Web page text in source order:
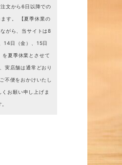
注文から6日以降での
す。 【夏季休業の
がら、当サイトは8
14日（金）、15日
を夏季休業とさせて
実店舗は通常どおり
不便をおかけいたし
くお願い申し上げま